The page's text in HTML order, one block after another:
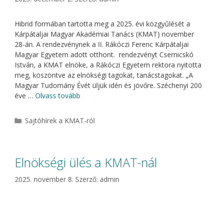
Hibrid formában tartotta meg a 2025. évi közgyűlését a
Kárpátaljai Magyar Akadémiai Tanács (KMAT) november
28-án. A rendezvénynek a II. Rákóczi Ferenc Kárpátaljai
Magyar Egyetem adott otthont. rendezvényt Csernicskó
István, a KMAT elnöke, a Rákóczi Egyetem rektora nyitotta
meg, köszöntve az elnökségi tagokat, tanácstagokat. „A
Magyar Tudomány Évét üljük idén és jövőre. Széchenyi 200
éve … Olvass tovább
Kategória
Sajtóhírek a KMAT-ról
Elnökségi ülés a KMAT-nál
2025. november 8. Szerző: admin